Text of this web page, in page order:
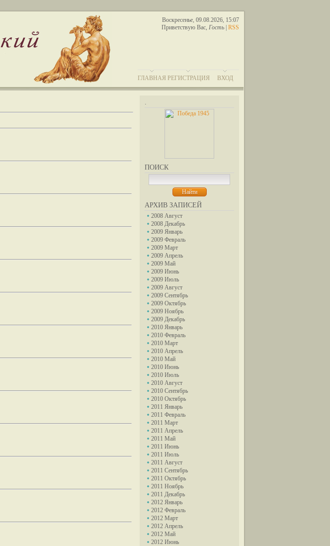
Воскресенье, 09.08.2026, 15:07
Приветствую Вас, Гость RSS
ГЛАВНАЯ РЕГИСТРАЦИЯ ВХОД
.
ПОИСК
АРХИВ ЗАПИСЕЙ
2008 Август
2008 Декабрь
2009 Январь
2009 Февраль
2009 Март
2009 Апрель
2009 Май
2009 Июнь
2009 Июль
2009 Август
2009 Сентябрь
2009 Октябрь
2009 Ноябрь
2009 Декабрь
2010 Январь
2010 Февраль
2010 Март
2010 Апрель
2010 Май
2010 Июнь
2010 Июль
2010 Август
2010 Сентябрь
2010 Октябрь
2011 Январь
2011 Февраль
2011 Март
2011 Апрель
2011 Май
2011 Июнь
2011 Июль
2011 Август
2011 Сентябрь
2011 Октябрь
2011 Ноябрь
2011 Декабрь
2012 Январь
2012 Февраль
2012 Март
2012 Апрель
2012 Май
2012 Июнь